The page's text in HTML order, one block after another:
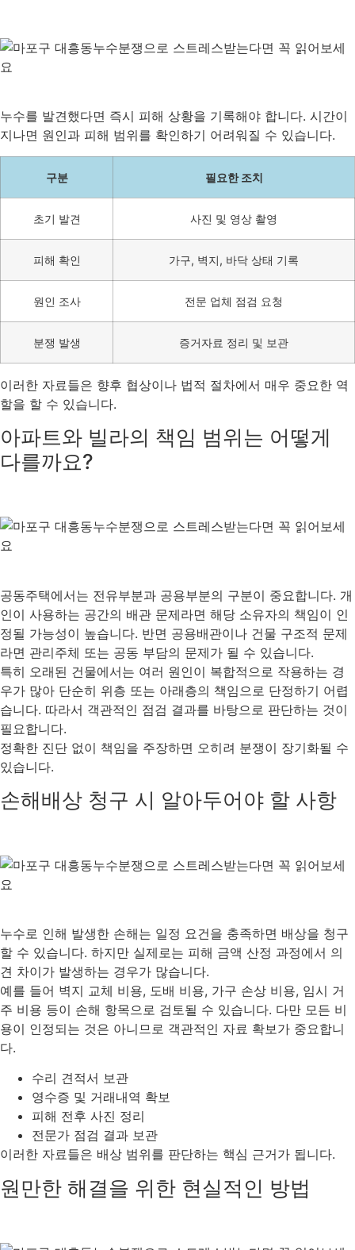
누수를 발견했다면 즉시 피해 상황을 기록해야 합니다. 시간이
지나면 원인과 피해 범위를 확인하기 어려워질 수 있습니다.
구분 필요한 조치
초기 발견 사진 및 영상 촬영
피해 확인 가구, 벽지, 바닥 상태 기록
원인 조사 전문 업체 점검 요청
분쟁 발생 증거자료 정리 및 보관
이러한 자료들은 향후 협상이나 법적 절차에서 매우 중요한 역
할을 할 수 있습니다.
아파트와 빌라의 책임 범위는 어떻게
다를까요?
공동주택에서는 전유부분과 공용부분의 구분이 중요합니다. 개
인이 사용하는 공간의 배관 문제라면 해당 소유자의 책임이 인
정될 가능성이 높습니다. 반면 공용배관이나 건물 구조적 문제
라면 관리주체 또는 공동 부담의 문제가 될 수 있습니다.
특히 오래된 건물에서는 여러 원인이 복합적으로 작용하는 경
우가 많아 단순히 위층 또는 아래층의 책임으로 단정하기 어렵
습니다. 따라서 객관적인 점검 결과를 바탕으로 판단하는 것이
필요합니다.
정확한 진단 없이 책임을 주장하면 오히려 분쟁이 장기화될 수
있습니다.
손해배상 청구 시 알아두어야 할 사항
누수로 인해 발생한 손해는 일정 요건을 충족하면 배상을 청구
할 수 있습니다. 하지만 실제로는 피해 금액 산정 과정에서 의
견 차이가 발생하는 경우가 많습니다.
예를 들어 벽지 교체 비용, 도배 비용, 가구 손상 비용, 임시 거
주 비용 등이 손해 항목으로 검토될 수 있습니다. 다만 모든 비
용이 인정되는 것은 아니므로 객관적인 자료 확보가 중요합니
다.
수리 견적서 보관
영수증 및 거래내역 확보
피해 전후 사진 정리
전문가 점검 결과 보관
이러한 자료들은 배상 범위를 판단하는 핵심 근거가 됩니다.
원만한 해결을 위한 현실적인 방법